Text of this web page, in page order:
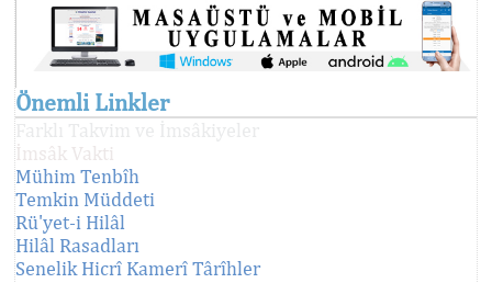
Önemli Linkler
İmsâk Vakti
Mühim Tenbîh
Temkin Müddeti
Rü'yet-i Hilâl
Hilâl Rasadları
Senelik Hicrî Kamerî Târîhler